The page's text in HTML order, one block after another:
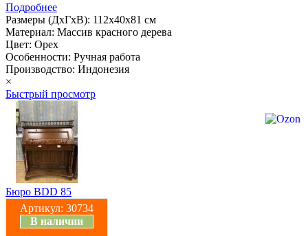
Подробнее
Размеры (ДхГхВ): 112х40х81 см
Материал: Массив красного дерева
Цвет: Орех
Особенности: Ручная работа
Производство: Индонезия
×
Быстрый просмотр
Бюро BDD 85
Артикул: 30734
В наличии